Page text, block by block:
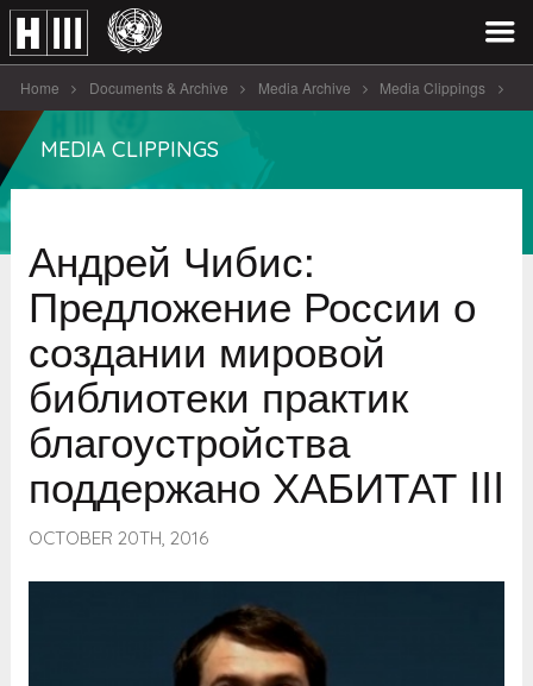
Home Documents & Archive Media Archive Media Clippings
Андрей Чибис: Предложение России о создании мировой библиотеки
MEDIA CLIPPINGS
Андрей Чибис:
Предложение России о
создании мировой
библиотеки практик
благоустройства
поддержано ХАБИТАТ III
OCTOBER 20TH, 2016